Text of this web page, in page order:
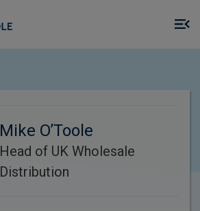
Mike O’Toole
Head of UK Wholesale
Distribution